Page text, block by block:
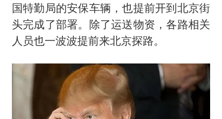
国特勤局的安保车辆，也提前开到北京街
头完成了部署。除了运送物资，各路相关
人员也一波波提前来北京探路。